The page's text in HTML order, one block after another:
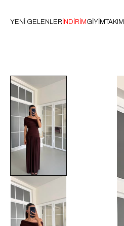
YENİ GELENLERİNDİRİMGİYİMTAKIM